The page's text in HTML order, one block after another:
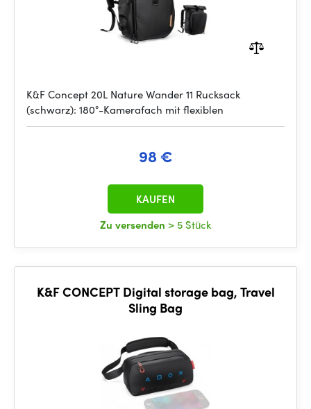
K&F Concept 20L Nature Wander 11 Rucksack
(schwarz): 180°-Kamerafach mit flexiblen
98 €
Zu versenden > 5 Stück
KAUFEN
K&F CONCEPT Digital storage bag, Travel
Sling Bag